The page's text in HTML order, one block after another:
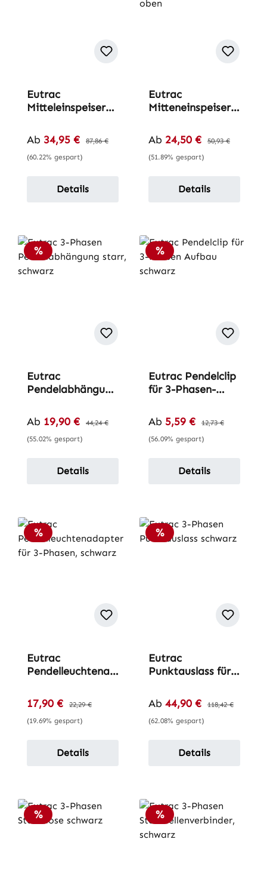
Eutrac
Mitteleinspeiser
Schiene
Verkaufspreis:
Ab 34,95 € Regulärer Preis:
87,86 €
(60.22% gespart)
Details
Eutrac
Mitteneinspeiser
Schiene
Verkaufspreis:
Ab 24,50 € Regulärer Preis:
50,93 €
(51.89% gespart)
Details
Rabatt
%
Eutrac
Pendelabhängung
Aufbau-Schiene
Verkaufspreis:
Ab 19,90 € Regulärer Preis:
44,24 €
(55.02% gespart)
Details
Rabatt
%
Eutrac Pendelclip
für 3-Phasen-
Verkaufspreis:
Ab 5,59 € Regulärer Preis:
12,73 €
(56.09% gespart)
Details
Rabatt
%
Eutrac
Pendelleuchtenad
Phasen-Schiene
Verkaufspreis:
17,90 € Regulärer Preis:
22,29 €
(19.69% gespart)
Details
Rabatt
%
Eutrac
Punktauslass für
Adapter
Verkaufspreis:
Ab 44,90 € Regulärer Preis:
118,42 €
(62.08% gespart)
Details
Rabatt
% Rabatt
%